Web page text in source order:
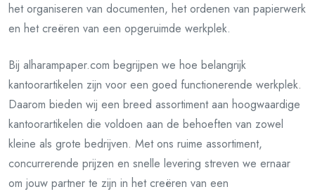
het organiseren van documenten, het ordenen van papierwerk
en het creëren van een opgeruimde werkplek.
Bij alharampaper.com begrijpen we hoe belangrijk
kantoorartikelen zijn voor een goed functionerende werkplek.
Daarom bieden wij een breed assortiment aan hoogwaardige
kantoorartikelen die voldoen aan de behoeften van zowel
kleine als grote bedrijven. Met ons ruime assortiment,
concurrerende prijzen en snelle levering streven we ernaar
om jouw partner te zijn in het creëren van een